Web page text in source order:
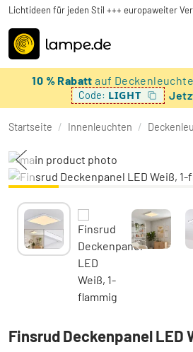
Lichtideen für jeden Stil +++ europaweiter
10 % Rabattauf
Code: LIGHT
Startseite / Innenleuchten /
Finsrud Deckenpanel LED